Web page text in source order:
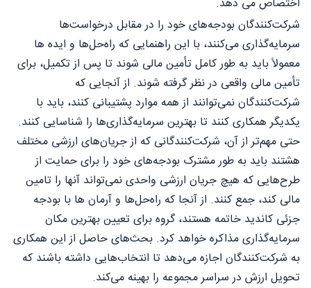
شرکت‌کنندگان بودجه‌های خود را در مقابل درخواست‌ها
سرمایه‌گذاری می‌کنند، با این راهنمایی که راه‌حل‌ها و ایده ها
معمولاً باید به طور کامل تأمین مالی شوند تا پس از تکمیل، برای
تأمین مالی واقعی در نظر گرفته شوند. از آنجایی که
شرکت‌کنندگان نمی‌توانند از همه موارد پشتیبانی کنند، باید با
یکدیگر همکاری کنند تا بهترین سرمایه‌گذاری‌ها را شناسایی کنند.
حتی مهم‌تر از آن، شرکت‌کنندگانی که از جریان‌های ارزشی مختلف
هشتند باید به طور مشترک بودجه‌های خود را برای حمایت از
طرح‌هایی که هیچ جریان ارزشی واحدی نمی‌تواند آنها را تامین
مالی کند، جمع کنند. از آنجا که راه‌حل‌ها و آرمان ها با بودجه
جزئی کاندید خاتمه هستند، گروه برای تعیین بهترین مکان
سرمایه‌گذاری مذاکره خواهد کرد. بحث‌های حاصل از این همکاری
به شرکت‌کنندگان اجازه می‌دهد تا انتخاب‌هایی داشته باشند که
تحویل ارزش در سراسر مجموعه را بهینه می‌کند.